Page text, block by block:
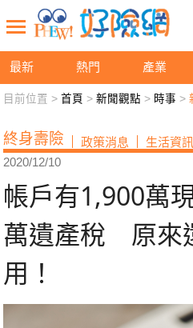
最新 熱門 產業
帳
新聞觀點 業務交流
退休先準備 好險學堂
目前位置 >首頁 >新聞觀點 > 時事 >
終身壽險 政策消息 生活資訊
2020/12/10
帳戶有1,900萬
萬遺產稅 原來
用！